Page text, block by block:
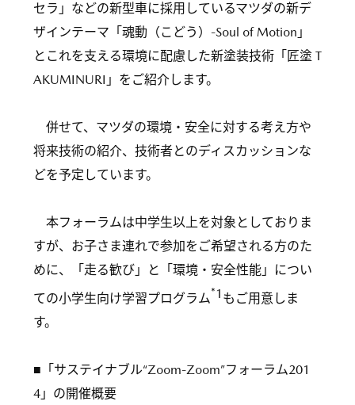
セラ」などの新型車に採用しているマツダの新デ
ザインテーマ「魂動（こどう）-Soul of Motion」
とこれを支える環境に配慮した新塗装技術「匠塗 T
AKUMINURI」をご紹介します。
併せて、マツダの環境・安全に対する考え方や
将来技術の紹介、技術者とのディスカッションな
どを予定しています。
本フォーラムは中学生以上を対象としておりま
すが、お子さま連れで参加をご希望される方のた
めに、「走る歓び」と「環境・安全性能」につい
ての小学生向け学習プログラム*1 もご用意しま
す。
■「サステイナブル“Zoom-Zoom”フォーラム201
4」の開催概要